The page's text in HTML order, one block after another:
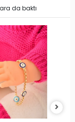
da baktı